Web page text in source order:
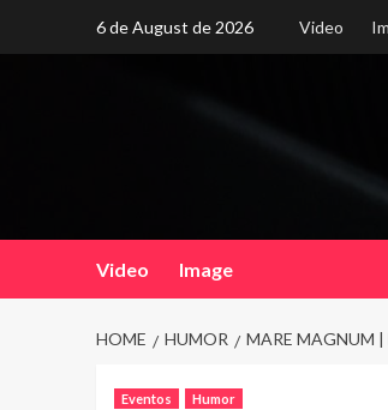
6 de August de 2026 Video
Video Image
HOME HUMOR MARE MAGNUM |
Eventos Humor